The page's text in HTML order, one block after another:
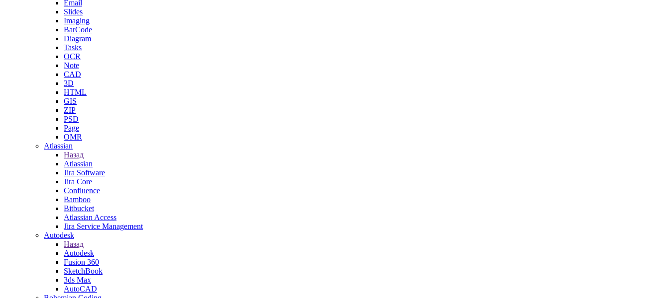
Email
Slides
Imaging
BarCode
Diagram
Tasks
OCR
Note
CAD
3D
HTML
GIS
ZIP
PSD
Page
OMR
Atlassian
Назад
Atlassian
Jira Software
Jira Core
Confluence
Bamboo
Bitbucket
Atlassian Access
Jira Service Management
Autodesk
Назад
Autodesk
Fusion 360
SketchBook
3ds Max
AutoCAD